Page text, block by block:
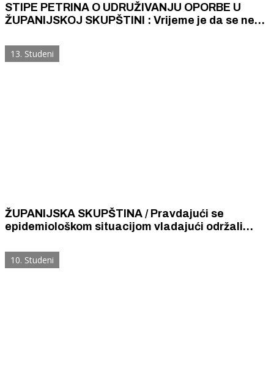
STIPE PETRINA O UDRUŽIVANJU OPORBE U
ŽUPANIJSKOJ SKUPŠTINI : Vrijeme je da se neki
prave štetu svima nama zajedno
13. Studeni
ŽUPANIJSKA SKUPŠTINA / Pravdajući se
epidemiološkom situacijom vladajući održali
10. Studeni